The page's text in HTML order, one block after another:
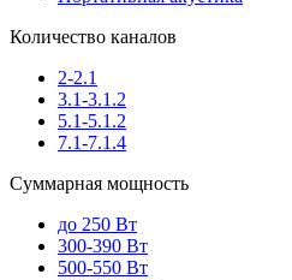
Количество каналов
2-2.1
3.1-3.1.2
5.1-5.1.2
7.1-7.1.4
Суммарная мощность
до 250 Вт
300-390 Вт
500-550 Вт